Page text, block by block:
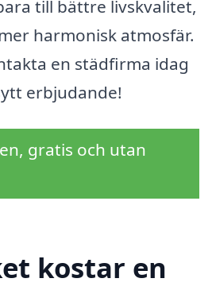
till bättre livskvalitet,
harmonisk atmosfär.
en städfirma idag
erbjudande!
gratis och utan
kostar en